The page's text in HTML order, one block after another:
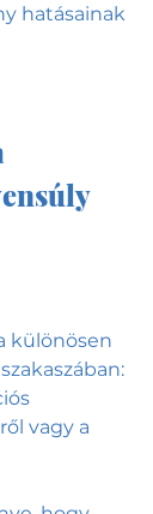
hatásainak
különösen
vagy a